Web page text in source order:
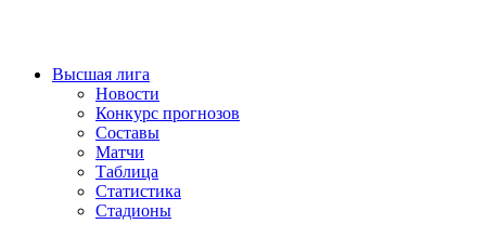
Высшая лига
Новости
Конкурс прогнозов
Составы
Матчи
Таблица
Статистика
Стадионы